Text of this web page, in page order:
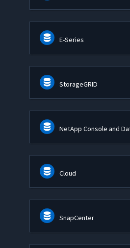
E-Series
StorageGRID
NetApp Console and
Cloud
SnapCenter